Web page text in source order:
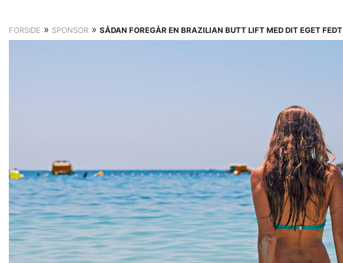
FORSIDE » SPONSOR » SÅDAN FOREGÅR EN BRAZILIAN BUTT LIFT MED DIT EGET FEDT